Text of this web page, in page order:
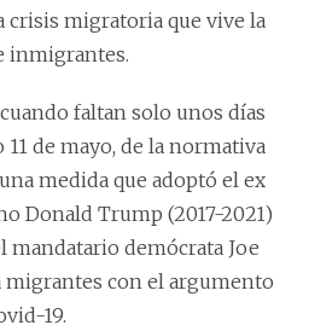
crisis migratoria que vive la
inmigrantes.
faltan solo unos días
de mayo, de la normativa
medida que adoptó el ex
Donald Trump (2017-2021)
mandatario demócrata Joe
migrantes con el argumento
19.